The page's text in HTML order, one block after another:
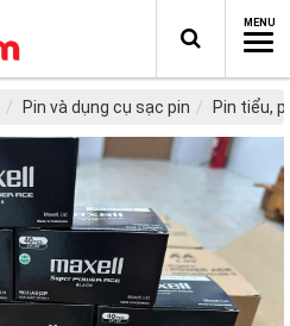
Pin và dụng cụ sạc pin Pin tiểu,